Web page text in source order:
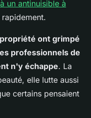
un antinuisible à
ont grimpé
professionnels de
n'y échappe. La
elle lutte aussi
certains pensaient